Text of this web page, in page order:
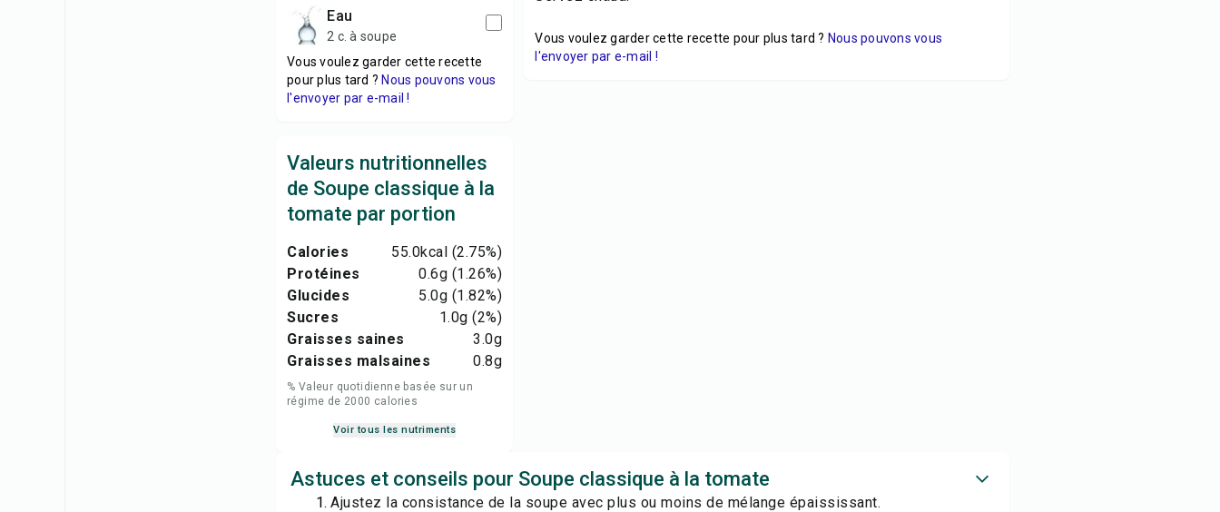
Eau
2 c. à soupe
Vous voulez garder cette recette
pour plus tard ? Nous pouvons vous
l'envoyer par e-mail !
Valeurs nutritionnelles
de Soupe classique à la
tomate par portion
Calories 55.0kcal (2.75%)
Protéines
0.6g (1.26%)
Glucides
5.0g (1.82%)
Sucres
1.0g (2%)
Graisses saines
3.0g
Graisses malsaines
0.8g
% Valeur quotidienne basée sur un
régime de 2000 calories
Voir tous les nutriments
Vous voulez garder cette recette pour plus tard ? Nous pouvons vous
l'envoyer par e-mail !
Astuces et conseils pour Soupe classique à la tomate
Ajustez la consistance de la soupe avec plus ou moins de mélange épaississant.